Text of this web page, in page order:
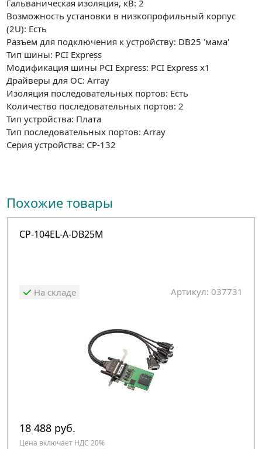
Гальваническая изоляция, кВ: 2
Возможность установки в низкопрофильный корпус
(2U): Есть
Разъем для подключения к устройству: DB25 'мама'
Тип шины: PCI Express
Модификация шины PCI Express: PCI Express x1
Драйверы для ОС: Array
Изоляция последовательных портов: Есть
Количество последовательных портов: 2
Тип устройства: Плата
Тип последовательных портов: Array
Серия устройства: CP-132
Похожие товары
CP-104EL-A-DB25M
На складе Артикул: 037731
18 488 руб.
Цена включает НДС 20%